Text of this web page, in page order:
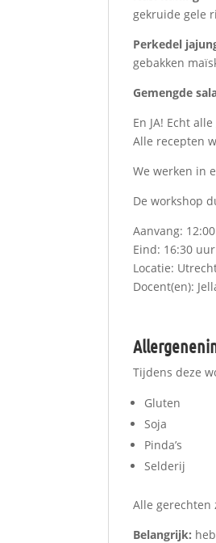
gekruide gele
Perkedel
gebakken
Gemengde
En JA! Echt
Alle recepten
We werken in
De workshop
Aanvang:
Eind: 16:30 uur
Locatie:
Docent(en):
Tijdens deze
Gluten
Soja
Pinda’s
Selderij
Alle
Belangrijk: